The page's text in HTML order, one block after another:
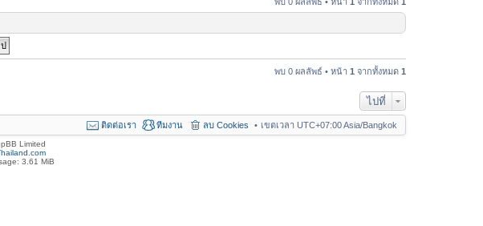
พบ 0 ผลลัพธ์ • หน้า 1 จากทั้งหมด 1
ไปที่
เขตเวลา UTC+07:00 Asia/Bangkok
ลบ Cookies
ทีมงาน
ติดต่อเรา
Limited
3.61 MiB